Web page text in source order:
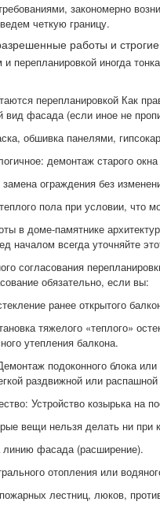
закономерно
четкую границу.
работы и
перепланировкой иногда
перепланировкой Как
вид фасада (если иное не
обшивка панелями,
демонтаж старого
ограждения без
теплого пола при условии,
в доме-памятнике
началом всегда уточняйте
согласования
обязательно, если вы:
ранее открытого
тяжелого «теплого»
утепления балкона.
подоконного блока
раздвижной или
Устройство козырька на
вещи нельзя делать ни при
фасада (расширение).
отопления или
лестниц, люков,